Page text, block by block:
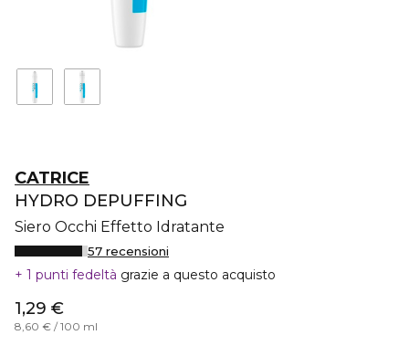
CATRICE
HYDRO DEPUFFING
Siero Occhi Effetto Idratante
57 recensioni
1 punti fedeltà grazie a questo acquisto
1,29 €
8,60 € / 100 ml